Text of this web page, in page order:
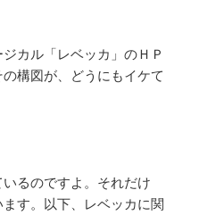
カル「レベッカ」のＨＰ
構図が、どうにもイケて
るのですよ。それだけ
す。以下、レベッカに関